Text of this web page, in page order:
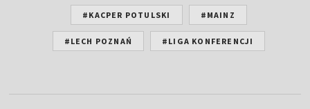
#KACPER POTULSKI #MAINZ
#LECH POZNAŃ #LIGA KONFERENCJI